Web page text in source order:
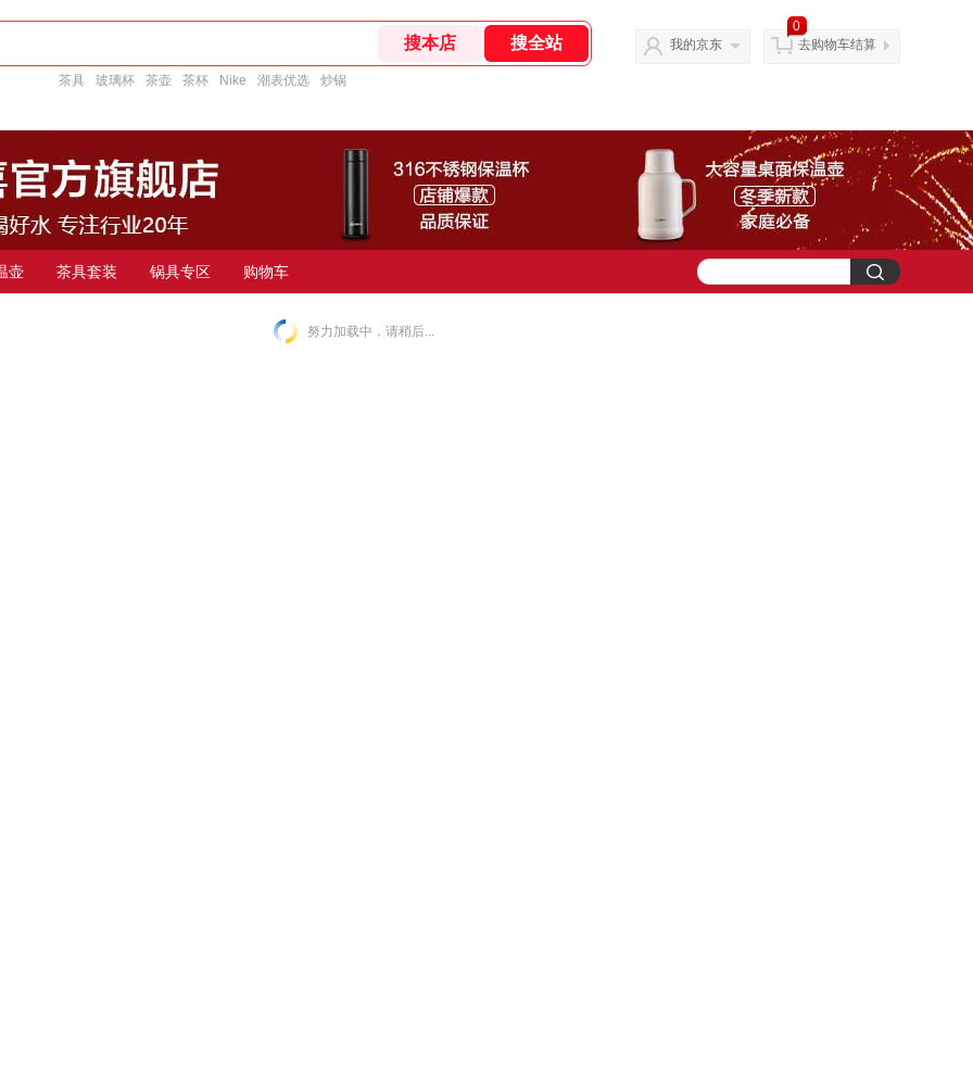
茶具 玻璃杯 茶壶 茶杯 Nike 潮表优选 炒锅
我的京东
0
去购物车结算
壶 茶具套装 锅具专区 购物车
努力加载中，请稍后...